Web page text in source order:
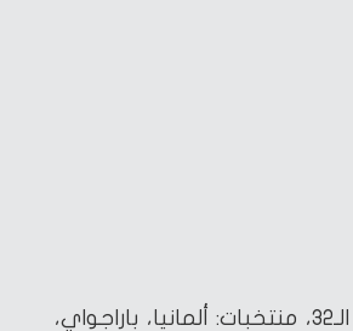
وصعد إلى دور الـ32، منتخبات: ألمانيا، باراجواي،